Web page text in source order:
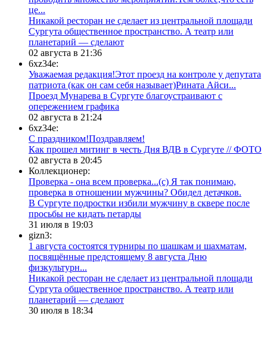
це...
​Никакой ресторан не сделает из центральной площади
Сургута общественное пространство. А театр или
планетарий — сделают
02 августа в 21:36
6xz34e:
Уважаемая редакция!Этот проезд на контроле у депутата
патриота (как он сам себя называет)Рината Айси...
​Проезд Мунарева в Сургуте благоустраивают с
опережением графика
02 августа в 21:24
6xz34e:
С праздником!Поздравляем!
Как прошел митинг в честь Дня ВДВ в Сургуте // ФОТО
02 августа в 20:45
Коллекционер:
Проверка - она всем проверка...(с) Я так понимаю,
проверка в отношении мужчины? Обидел детачков.
В Сургуте подростки избили мужчину в сквере после
просьбы не кидать петарды
31 июля в 19:03
gizn3:
1 августа состоятся турниры по шашкам и шахматам,
посвящённые предстоящему 8 августа Дню
физкультурн...
​Никакой ресторан не сделает из центральной площади
Сургута общественное пространство. А театр или
планетарий — сделают
30 июля в 18:34